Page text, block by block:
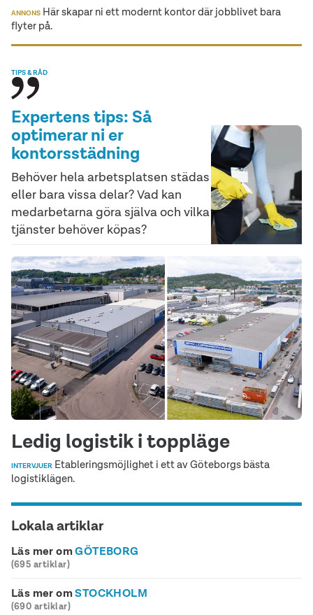
ANNONS Här skapar ni ett modernt kontor där jobblivet bara
flyter på.
TIPS & RÅD
Expertens tips: Så
optimerar ni er
kontorsstädning
Behöver hela arbetsplatsen städas
eller bara vissa delar? Vad kan
medarbetarna göra själva och vilka
tjänster behöver köpas?
Ledig logistik i toppläge
INTERVJUER Etableringsmöjlighet i ett av Göteborgs bästa
logistiklägen.
Lokala artiklar
Läs mer omGÖTEBORG
(695 artiklar)
Läs mer omSTOCKHOLM
(690 artiklar)